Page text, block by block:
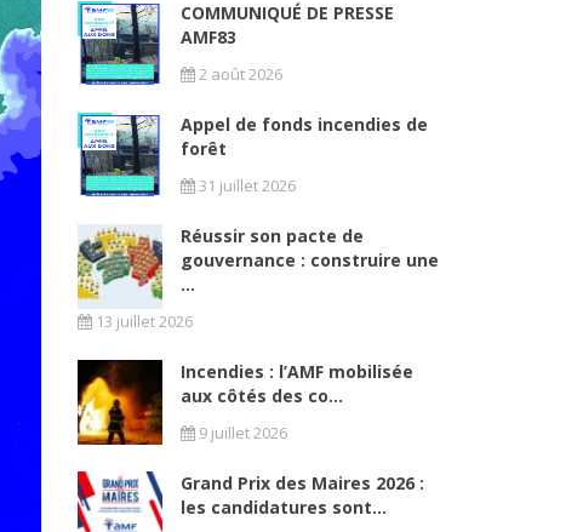
COMMUNIQUÉ DE PRESSE
AMF83
2 août 2026
Appel de fonds incendies de
forêt
31 juillet 2026
Réussir son pacte de
gouvernance : construire une
...
13 juillet 2026
Incendies : l’AMF mobilisée
aux côtés des co...
9 juillet 2026
Grand Prix des Maires 2026 :
les candidatures sont...